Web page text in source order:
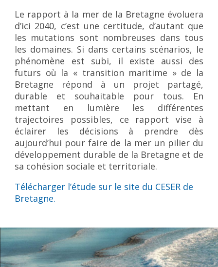
Le rapport à la mer de la Bretagne évoluera
d’ici 2040, c’est une certitude, d’autant que
les mutations sont nombreuses dans tous
les domaines. Si dans certains scénarios, le
phénomène est subi, il existe aussi des
futurs où la « transition maritime » de la
Bretagne répond à un projet partagé,
durable et souhaitable pour tous. En
mettant en lumière les différentes
trajectoires possibles, ce rapport vise à
éclairer les décisions à prendre dès
aujourd’hui pour faire de la mer un pilier du
développement durable de la Bretagne et de
sa cohésion sociale et territoriale.
Télécharger l’étude sur le site du CESER de
Bretagne.